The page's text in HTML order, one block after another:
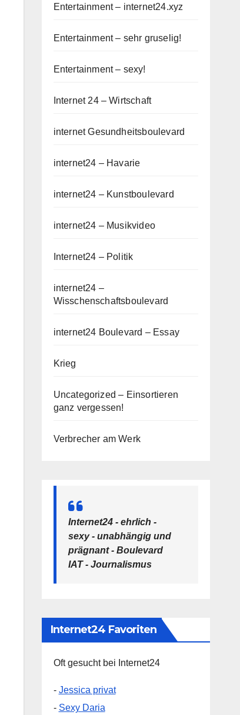
Entertainment – internet24.xyz
Entertainment – sehr gruselig!
Entertainment – sexy!
Internet 24 – Wirtschaft
internet Gesundheitsboulevard
internet24 – Havarie
internet24 – Kunstboulevard
internet24 – Musikvideo
Internet24 – Politik
internet24 –
Wisschenschaftsboulevard
internet24 Boulevard – Essay
Krieg
Uncategorized – Einsortieren
ganz vergessen!
Verbrecher am Werk
Internet24 - ehrlich -
sexy - unabhängig und
prägnant - Boulevard
IAT - Journalismus
Internet24 Favoriten
Oft gesucht bei Internet24
- Jessica privat
- Sexy Daria